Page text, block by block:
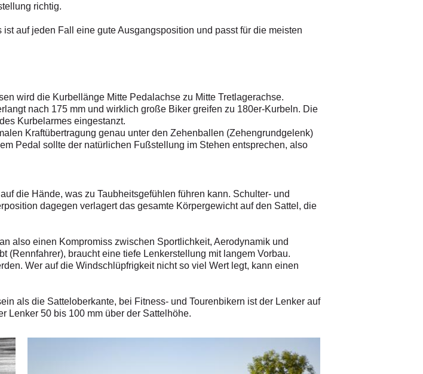
richtig.
auf jeden Fall eine gute Ausgangsposition und passt für die meisten
wird die Kurbellänge Mitte Pedalachse zu Mitte Tretlagerachse.
nach 175 mm und wirklich große Biker greifen zu 180er-Kurbeln. Die
Kurbelarmes eingestanzt.
Kraft­übertragung genau unter den Zehenballen (Zehengrundgelenk)
Pedal sollte der natürlichen Fußstellung im Stehen entsprechen, also
die Hände, was zu Taubheitsgefühlen führen kann. Schulter- und
dagegen verlagert das gesamte Körpergewicht auf den Sattel, die
also einen Kompromiss zwischen Sportlichkeit, Aerodynamik und
(Rennfahrer), braucht eine tiefe Lenkerstellung mit langem Vorbau.
Wer auf die Windschlüpfrigkeit nicht so viel Wert legt, kann einen
als die Satteloberkante, bei Fitness- und Tourenbikern ist der Lenker auf
Lenker 50 bis 100 mm über der Sattelhöhe.